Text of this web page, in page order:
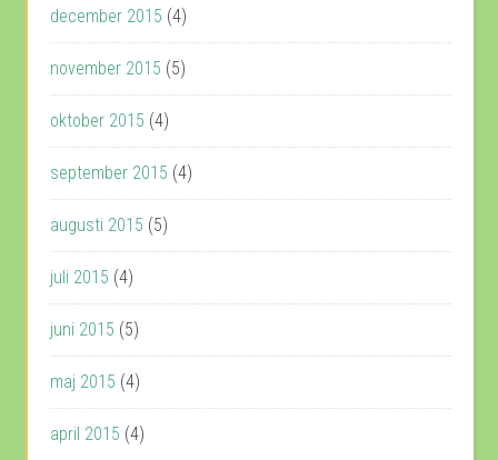
december 2015 (4)
november 2015 (5)
oktober 2015 (4)
september 2015 (4)
augusti 2015 (5)
juli 2015 (4)
juni 2015 (5)
maj 2015 (4)
april 2015 (4)